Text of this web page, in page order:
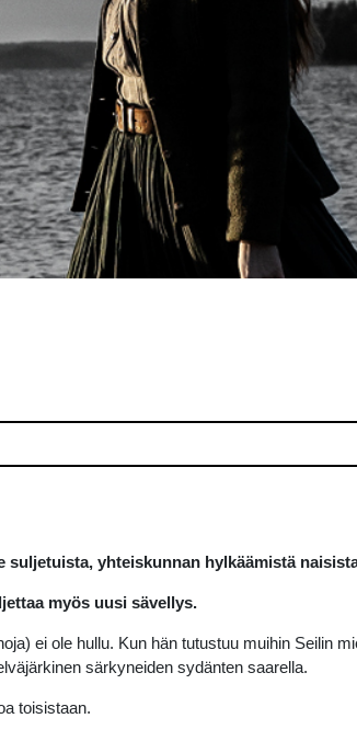
yhteiskunnan hylkäämistä
myös uusi sävellys.
ei ole hullu. Kun hän tutustuu muihin Seilin
särkyneiden sydänten saarella.
toisistaan.